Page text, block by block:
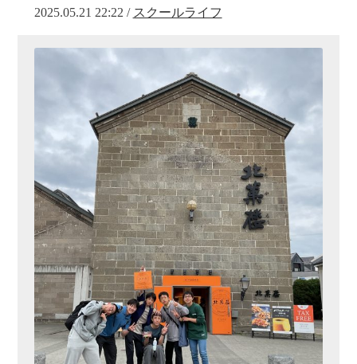
2025.05.21 22:22 / スクールライフ